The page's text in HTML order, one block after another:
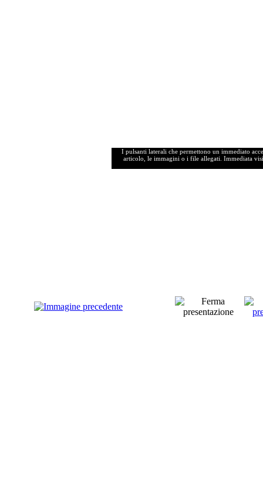
I pulsanti laterali che permettono un immediato
articolo, le immagini o i file allegati. Immediata